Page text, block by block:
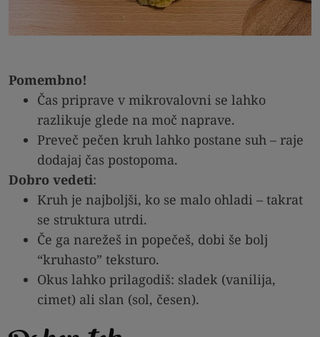
Pomembno!
Čas priprave v mikrovalovni se lahko
razlikuje glede na moč naprave.
Preveč pečen kruh lahko postane suh – raje
dodajaj čas postopoma.
Dobro vedeti:
Kruh je najboljši, ko se malo ohladi – takrat
se struktura utrdi.
Če ga narežeš in popečeš, dobi še bolj
“kruhasto” teksturo.
Okus lahko prilagodiš: sladek (vanilija,
cimet) ali slan (sol, česen).